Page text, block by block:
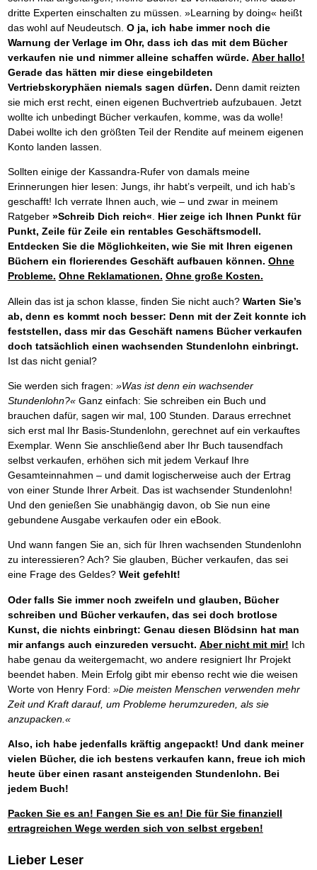
dritte Experten einschalten zu müssen. »Learning by doing« heißt
das wohl auf Neudeutsch. O ja, ich habe immer noch die
Warnung der Verlage im Ohr, dass ich das mit dem Bücher
verkaufen nie und nimmer alleine schaffen würde. Aber hallo!
Gerade das hätten mir diese eingebildeten
Vertriebskoryphäen niemals sagen dürfen. Denn damit reizten
sie mich erst recht, einen eigenen Buchvertrieb aufzubauen. Jetzt
wollte ich unbedingt Bücher verkaufen, komme, was da wolle!
Dabei wollte ich den größten Teil der Rendite auf meinem eigenen
Konto landen lassen.
Sollten einige der Kassandra-Rufer von damals meine
Erinnerungen hier lesen: Jungs, ihr habt’s verpeilt, und ich hab’s
geschafft! Ich verrate Ihnen auch, wie – und zwar in meinem
Ratgeber »Schreib Dich reich«
Hier zeige ich Ihnen Punkt für
Punkt, Zeile für Zeile ein rentables Geschäftsmodell.
Entdecken Sie die Möglichkeiten, wie Sie mit Ihren eigenen
Büchern ein florierendes Geschäft aufbauen können. Ohne
Probleme. Ohne Reklamationen. Ohne große Kosten.
Allein das ist ja schon klasse, finden Sie nicht auch? Warten Sie’s
ab, denn es kommt noch besser: Denn mit der Zeit konnte ich
feststellen, dass mir das Geschäft namens Bücher verkaufen
doch tatsächlich einen wachsenden Stundenlohn einbringt.
Ist das nicht genial?
Sie werden sich fragen: »Was ist denn ein wachsender
Stundenlohn?«Ganz einfach: Sie schreiben ein Buch und
brauchen dafür, sagen wir mal, 100 Stunden. Daraus errechnet
sich erst mal Ihr Basis-Stundenlohn, gerechnet auf ein verkauftes
Exemplar. Wenn Sie anschließend aber Ihr Buch tausendfach
selbst verkaufen, erhöhen sich mit jedem Verkauf Ihre
Gesamteinnahmen – und damit logischerweise auch der Ertrag
von einer Stunde Ihrer Arbeit. Das ist wachsender Stundenlohn!
Und den genießen Sie unabhängig davon, ob Sie nun eine
gebundene Ausgabe verkaufen oder ein eBook.
Und wann fangen Sie an, sich für Ihren wachsenden Stundenlohn
zu interessieren? Ach? Sie glauben, Bücher verkaufen, das sei
eine Frage des Geldes? Weit gefehlt!
Oder falls Sie immer noch zweifeln und glauben, Bücher
schreiben und Bücher verkaufen, das sei doch brotlose
Kunst, die nichts einbringt: Genau diesen Blödsinn hat man
mir anfangs auch einzureden versucht. Aber nicht mit mir! Ich
habe genau da weitergemacht, wo andere resigniert Ihr Projekt
beendet haben. Mein Erfolg gibt mir ebenso recht wie die weisen
Worte von Henry Ford: »Die meisten Menschen verwenden mehr
Zeit und Kraft darauf, um Probleme herumzureden, als sie
anzupacken.«
Also, ich habe jedenfalls kräftig angepackt! Und dank meiner
vielen Bücher, die ich bestens verkaufen kann, freue ich mich
heute über einen rasant ansteigenden Stundenlohn. Bei
jedem Buch!
Packen Sie es an! Fangen Sie es an! Die für Sie finanziell
ertragreichen Wege werden sich von selbst ergeben!
Lieber Leser